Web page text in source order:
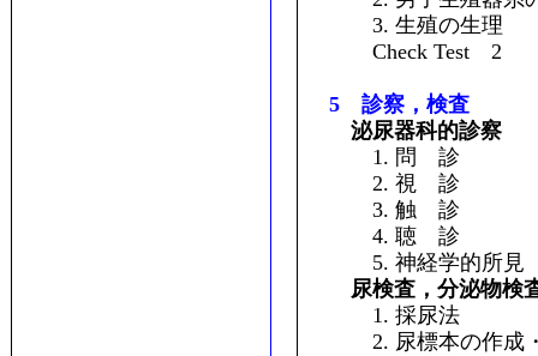
3. 生殖の生理
Check Test 2
5 診察，検査
泌尿器科的診察
1. 問 診
2. 視 診
3. 触 診
4. 聴 診
5. 神経学的所見
尿検査，分泌物検
1. 採尿法
2. 尿標本の作成